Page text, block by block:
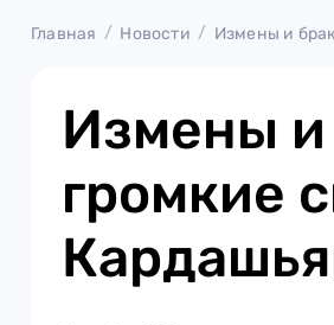
Главная Новости Измены и
Измены и
громкие